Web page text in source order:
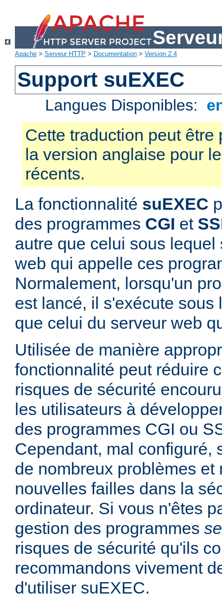
Apache > Serveur HTTP > Documentation > Version 2.4
Support suEXEC
Langues Disponibles:
Cette traduction peut être
la version anglaise pour
récents.
La fonctionnalité suEXEC
des programmes CGI et
autre que celui sous
web qui appelle ces
Normalement, lorsqu'un
est lancé, il s'exécute sous
que celui du serveur web
Utilisée de manière
fonctionnalité peut réduire
risques de sécurité
les utilisateurs à
des programmes CGI ou
Cependant, mal configuré,
de nombreux problèmes et
nouvelles failles dans la
ordinateur. Si vous n'êtes
gestion des programmes
risques de sécurité qu'ils
recommandons vivement
d'utiliser suEXEC.